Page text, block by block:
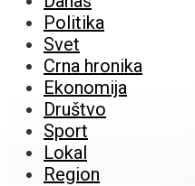
Politika
Svet
Crna hronika
Ekonomija
Društvo
Sport
Lokal
Region